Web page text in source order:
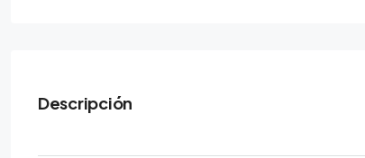
Descripción